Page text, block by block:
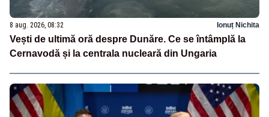
8 aug. 2026, 08:32 Ionuț Nichita
Vești de ultimă oră despre Dunăre. Ce se întâmplă la
Cernavodă și la centrala nucleară din Ungaria